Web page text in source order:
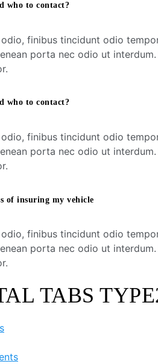
who to contact?
finibus tincidunt odio
porta nec odio ut
who to contact?
finibus tincidunt odio
porta nec odio ut
of insuring my vehicle
finibus tincidunt odio
porta nec odio ut
TABS